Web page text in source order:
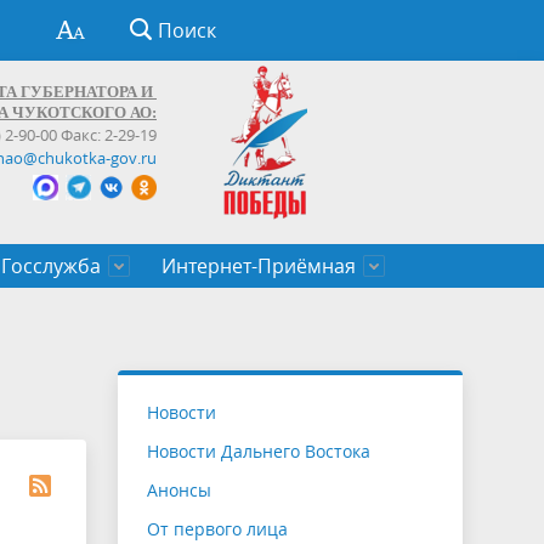
Поиск
ГУБЕРНАТОРА И
ЧУКОТСКОГО АО:
2-90-00 Факс: 2-29-19
gov.ru
Госслужба
служащих Чукотского автономного
Интернет-Приёмная
Новости
Новости Дальнего Востока
Анонсы
От первого лица